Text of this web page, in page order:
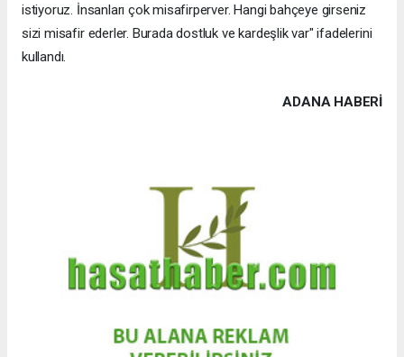
istiyoruz. İnsanları çok misafirperver. Hangi bahçeye girseniz
sizi misafir ederler. Burada dostluk ve kardeşlik var" ifadelerini
kullandı.
ADANA HABERİ